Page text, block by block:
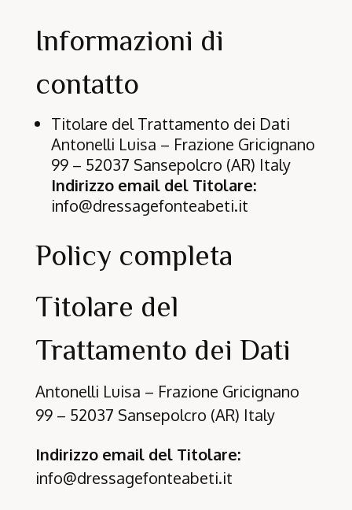
Informazioni di
contatto
Titolare del Trattamento dei Dati
Antonelli Luisa – Frazione Gricignano
99 – 52037 Sansepolcro (AR) Italy
Indirizzo email del Titolare:
info@dressagefonteabeti.it
Policy completa
Titolare del
Trattamento dei Dati
Antonelli Luisa – Frazione Gricignano
99 – 52037 Sansepolcro (AR) Italy
Indirizzo email del Titolare:
info@dressagefonteabeti.it